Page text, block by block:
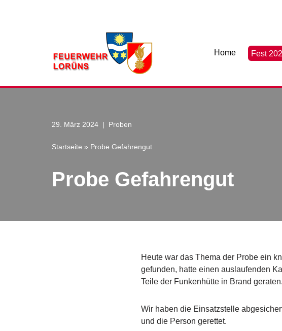
Home Fest
29. März 2024 Proben
Startseite » Probe Gefahrengut
Probe Gefahrengut
Heute war das Thema der Probe ein
gefunden, hatte einen auslaufenden
Teile der Funkenhütte in Brand geraten.
Wir haben die Einsatzstelle
und die Person gerettet.